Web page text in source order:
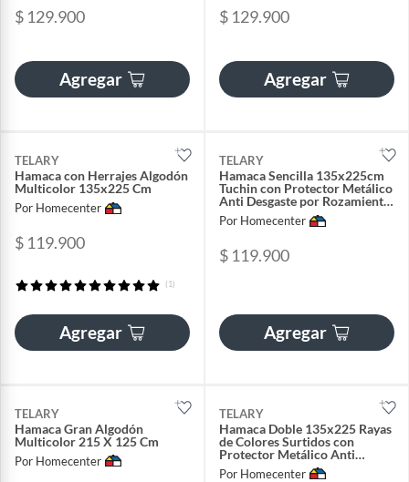
$ 129.900
Agregar
$ 129.900
Agregar
TELARY
Hamaca con Herrajes Algodón
Multicolor 135x225 Cm
Por Homecenter
$ 119.900
(1)
Agregar
TELARY
Hamaca Sencilla 135x225cm
Tuchin con Protector Metálico
Anti Desgaste por Rozamiento
Color Negro
Por Homecenter
$ 119.900
Agregar
TELARY
Hamaca Gran Algodón
Multicolor 215 X 125 Cm
Por Homecenter
TELARY
Hamaca Doble 135x225 Rayas
de Colores Surtidos con
Protector Metálico Anti
Desgaste por Rozamiento
Por Homecenter